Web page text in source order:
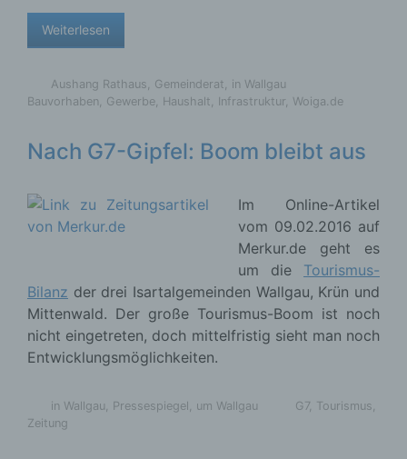
Weiterlesen
Aushang Rathaus, Gemeinderat, in Wallgau
Bauvorhaben, Gewerbe, Haushalt, Infrastruktur, Woiga.de
Nach G7-Gipfel: Boom bleibt aus
Im Online-Artikel
vom 09.02.2016 auf
Merkur.de geht es
um die Tourismus-
Bilanz der drei Isartalgemeinden Wallgau, Krün und
Mittenwald. Der große Tourismus-Boom ist noch
nicht eingetreten, doch mittelfristig sieht man noch
Entwicklungsmöglichkeiten.
in Wallgau, Pressespiegel, um Wallgau G7, Tourismus,
Zeitung
Deutschland
E-Mail: wolfgang.behling@t-online.de
Cookies / SessionStorage / LocalStorage
genannte Cookies, LocalStorage und
SessionStorage. Dies dient dazu, unser Angebot
machen. Local Storage und SessionStorage ist
eine Technologie, mit welcher ihr Browser Daten
auf Ihrem Computer oder mobilen Gerät
abspeichert. Cookies sind Textdateien, welche
über einen Internetbrowser auf einem
Computersystem abgelegt und gespeichert
werden. Sie können die Verwendung von Cookies,
LocalStorage und SessionStorage durch
entsprechende Einstellung in Ihrem Browser
verhindern.
Zahlreiche Internetseiten und Server verwenden
Cookies. Viele Cookies enthalten eine sogenannte